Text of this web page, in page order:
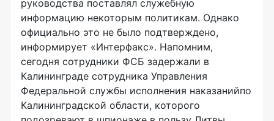
руководства поставлял служебную
информацию некоторым политикам. Однако
официально это не было подтверждено,
информирует «Интерфакс». Напомним,
сегодня сотрудники ФСБ задержали в
Калининграде сотрудника Управления
Федеральной службы исполнения наказанийпо
Калининградской области, которого